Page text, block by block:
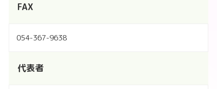
FAX
054-367-9638
代表者